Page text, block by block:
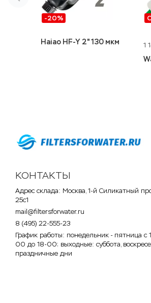
-20%
Haiao HF-Y 2" 130 мкм 1
КОНТАКТЫ
Адрес склада: Москва, 1-й Силикатный
25с1
mail@filtersforwater.ru
8 (495) 22-555-23
График работы: понедельник - пятница с
00 до 18-00; выходные: суббота,
праздничные дни